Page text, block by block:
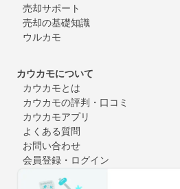
売却サポート
売却の基礎知識
ウルカモ
カウカモについて
カウカモとは
カウカモの評判・口コミ
カウカモアプリ
よくある質問
お問い合わせ
会員登録・ログイン